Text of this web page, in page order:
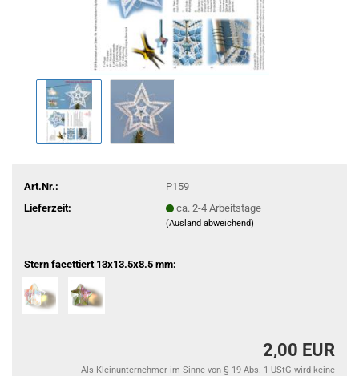
Art.Nr.:
P159
Lieferzeit:
ca. 2-4 Arbeitstage
(Ausland abweichend)
Stern facettiert 13x13.5x8.5 mm:
2,00 EUR
Als Kleinunternehmer im Sinne von § 19 Abs. 1 UStG wird keine